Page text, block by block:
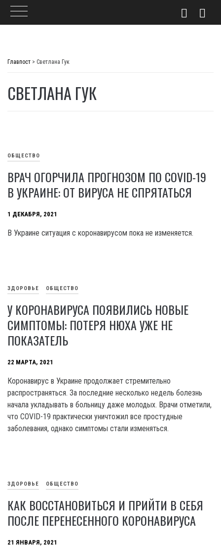
Главпост > Светлана Гук
СВЕТЛАНА ГУК
ОБЩЕСТВО
ВРАЧ ОГОРЧИЛА ПРОГНОЗОМ ПО COVID-19
В УКРАИНЕ: ОТ ВИРУСА НЕ СПРЯТАТЬСЯ
1 ДЕКАБРЯ, 2021
В Украине ситуация с коронавирусом пока не изменяется.
ЗДОРОВЬЕ ОБЩЕСТВО
У КОРОНАВИРУСА ПОЯВИЛИСЬ НОВЫЕ
СИМПТОМЫ: ПОТЕРЯ НЮХА УЖЕ НЕ
ПОКАЗАТЕЛЬ
22 МАРТА, 2021
Коронавирус в Украине продолжает стремительно
распространяться. За последние несколько недель болезнь
начала укладывать в больницу даже молодых. Врачи отметили,
что COVID-19 практически уничтожил все простудные
заболевания, однако симптомы стали изменяться.
ЗДОРОВЬЕ ОБЩЕСТВО
КАК ВОССТАНОВИТЬСЯ И ПРИЙТИ В СЕБЯ
ПОСЛЕ ПЕРЕНЕСЕННОГО КОРОНАВИРУСА
21 ЯНВАРЯ, 2021